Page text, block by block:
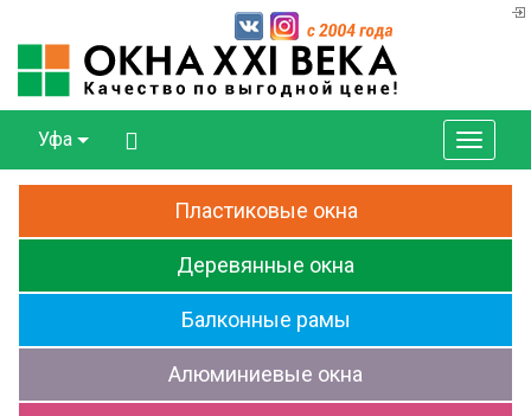
Уфа
Пластиковые окна
Деревянные окна
Балконные рамы
Алюминиевые окна